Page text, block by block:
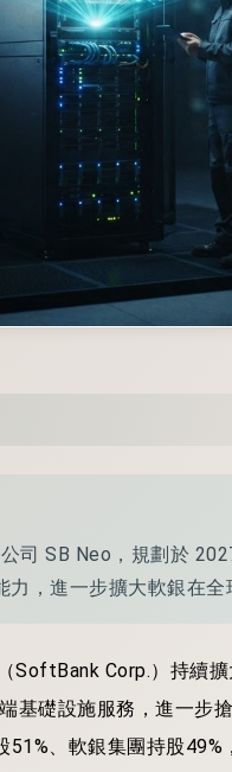
司 SB Neo，規劃於
，進一步擴大軟銀在全
SoftBank Corp.）持續
基礎設施服務，進一步
、軟銀集團持股